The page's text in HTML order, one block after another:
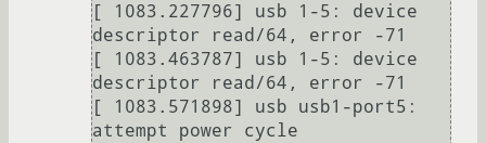
[ 1083.227796] usb 1-5: device
descriptor read/64, error -71
[ 1083.463787] usb 1-5: device
descriptor read/64, error -71
[ 1083.571898] usb usb1-port5:
attempt power cycle